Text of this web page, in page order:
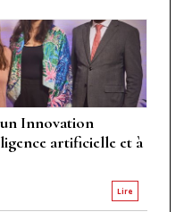
Innovation
artificielle et à
Lire